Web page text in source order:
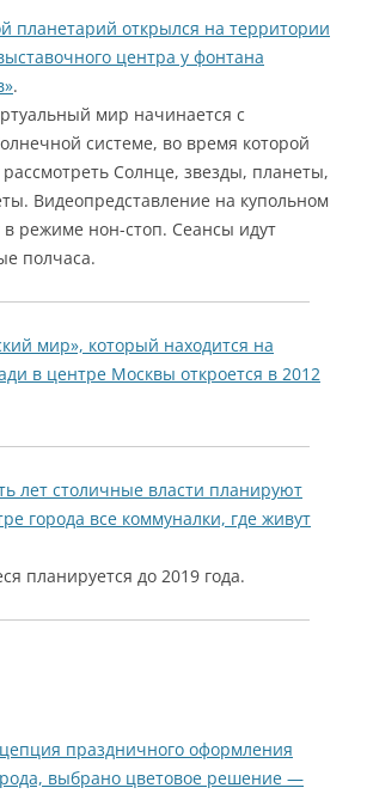
планетарий открылся на территории
центра у фонтана
.
мир начинается с
системе, во время которой
Солнце, звезды, планеты,
Видеопредставление на купольном
в режиме нон-стоп. Сеансы идут
полчаса.
мир», который находится на
в центре Москвы откроется в 2012
лет столичные власти планируют
города все коммуналки, где живут
планируется до 2019 года.
праздничного оформления
выбрано цветовое решение —